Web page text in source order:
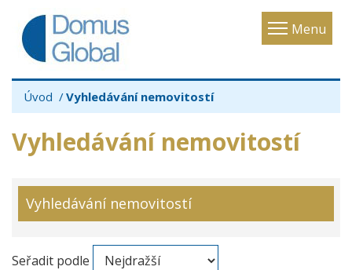
Menu
Toggle
Úvod Vyhledávání nemovitostí
Vyhledávání nemovitostí
Vyhledávání nemovitostí
Seřadit podle